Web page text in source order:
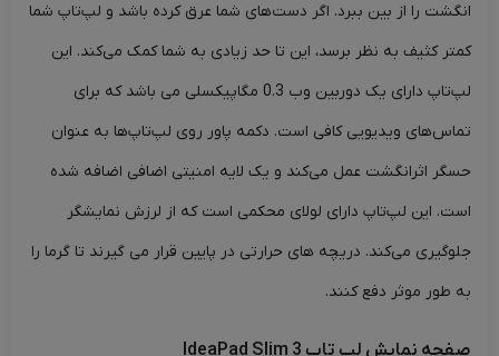
انگشت را از بین ببرد. اگر دست‌های شما عرق کرده باشد و لپ‌تاپ شما
کمتر کثیف به نظر برسد، این تا حد زیادی به شما کمک می‌کند. این
لپ‌تاپ دارای یک دوربین وب 0.3 مگاپیکسلی می باشد که برای
تماس‌های ویدیویی کافی است. دکمه پاور روی لپ‌تاپ‌ها به عنوان
حسگر اثرانگشت عمل می‌کند و یک لایه امنیتی اضافی اضافه شده
است. این لپ‌تاپ دارای لولای محکمی است که از لرزش نمایشگر
جلوگیری می‌کند. دریچه های حرارتی در پایین قرار می گیرند تا گرما را
به طور موثر دفع کنند.
صفحه نمایش لپ تاپ IdeaPad Slim 3